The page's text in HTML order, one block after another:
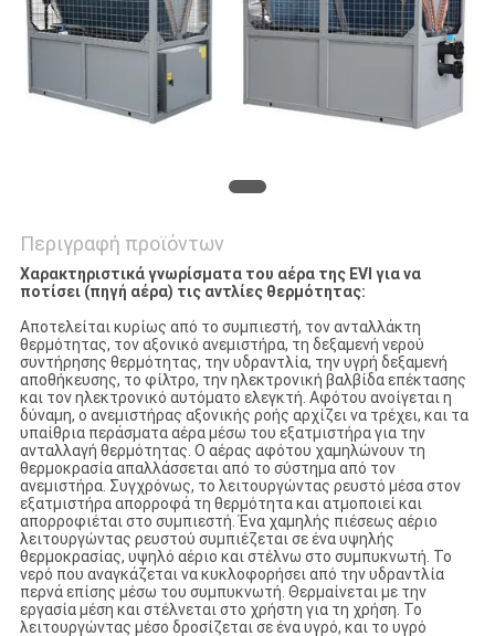
Περιγραφή προϊόντων
Χαρακτηριστικά γνωρίσματα του αέρα της EVI για να
ποτίσει (πηγή αέρα) τις αντλίες θερμότητας:
Αποτελείται κυρίως από το συμπιεστή, τον ανταλλάκτη
θερμότητας, τον αξονικό ανεμιστήρα, τη δεξαμενή νερού
συντήρησης θερμότητας, την υδραντλία, την υγρή δεξαμενή
αποθήκευσης, το φίλτρο, την ηλεκτρονική βαλβίδα επέκτασης
και τον ηλεκτρονικό αυτόματο ελεγκτή. Αφότου ανοίγεται η
δύναμη, ο ανεμιστήρας αξονικής ροής αρχίζει να τρέχει, και τα
υπαίθρια περάσματα αέρα μέσω του εξατμιστήρα για την
ανταλλαγή θερμότητας. Ο αέρας αφότου χαμηλώνουν τη
θερμοκρασία απαλλάσσεται από το σύστημα από τον
ανεμιστήρα. Συγχρόνως, το λειτουργώντας ρευστό μέσα στον
εξατμιστήρα απορροφά τη θερμότητα και ατμοποιεί και
απορροφιέται στο συμπιεστή. Ένα χαμηλής πιέσεως αέριο
λειτουργώντας ρευστού συμπιέζεται σε ένα υψηλής
θερμοκρασίας, υψηλό αέριο και στέλνω στο συμπυκνωτή. Το
νερό που αναγκάζεται να κυκλοφορήσει από την υδραντλία
περνά επίσης μέσω του συμπυκνωτή. Θερμαίνεται με την
εργασία μέση και στέλνεται στο χρήστη για τη χρήση. Το
λειτουργώντας μέσο δροσίζεται σε ένα υγρό, και το υγρό